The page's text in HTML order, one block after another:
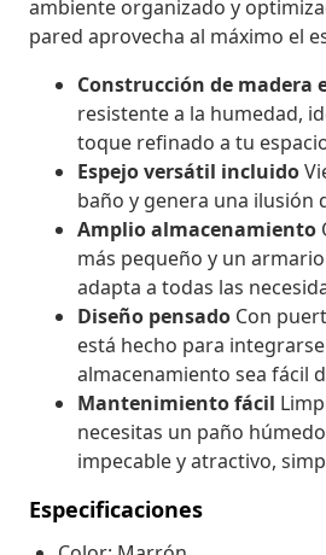
ambiente organizado y
pared aprovecha al máximo el
Construcción de madera
resistente a la humedad,
toque refinado a tu
Espejo versátil incluido
baño y genera una ilusión
Amplio almacenamiento
más pequeño y un
adapta a todas las
Diseño pensado Con
está hecho para
almacenamiento sea fácil
Mantenimiento fácil
necesitas un paño
impecable y atractivo,
Especificaciones